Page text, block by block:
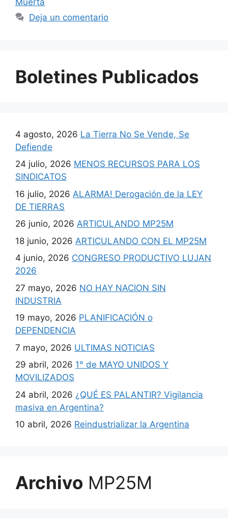
Deja un comentario
Boletines Publicados
4 agosto, 2026 La Tierra No Se Vende, Se
Defiende
24 julio, 2026 MENOS RECURSOS PARA LOS
SINDICATOS
16 julio, 2026 ALARMA! Derogación de la LEY
DE TIERRAS
26 junio, 2026 ARTICULANDO MP25M
18 junio, 2026 ARTICULANDO CON EL MP25M
4 junio, 2026 CONGRESO PRODUCTIVO LUJAN
2026
27 mayo, 2026 NO HAY NACION SIN
INDUSTRIA
19 mayo, 2026 PLANIFICACIÓN o
DEPENDENCIA
7 mayo, 2026 ULTIMAS NOTICIAS
29 abril, 2026 1° de MAYO UNIDOS Y
MOVILIZADOS
24 abril, 2026 ¿QUÉ ES PALANTIR? Vigilancia
masiva en Argentina?
10 abril, 2026 Reindustrializar la Argentina
Archivo MP25M